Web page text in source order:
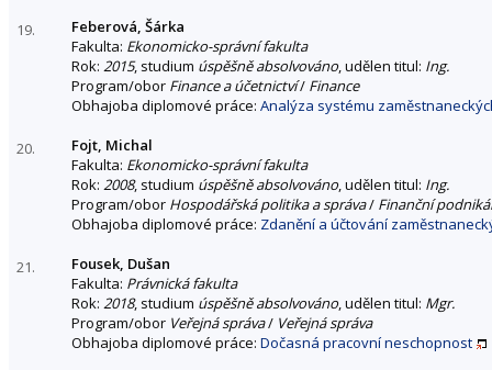
19.
Feberová, Šárka
Fakulta: Ekonomicko-správní fakulta
Rok: 2015, studium úspěšně absolvováno, udělen titul: Ing.
Program/obor Finance a účetnictví/ Finance
Obhajoba diplomové práce: Analýza systému
20.
Fojt, Michal
Fakulta: Ekonomicko-správní fakulta
Rok: 2008, studium úspěšně absolvováno, udělen titul: Ing.
Program/obor Hospodářská politika a správa/ Finanční
Obhajoba diplomové práce: Zdanění a účtování
21.
Fousek, Dušan
Fakulta: Právnická fakulta
Rok: 2018, studium úspěšně absolvováno, udělen titul: Mgr.
Program/obor Veřejná správa/ Veřejná správa
Obhajoba diplomové práce: Dočasná pracovní neschopnost